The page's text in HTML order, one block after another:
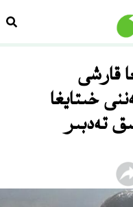
قارشى
خىتايغا
تەدبىر